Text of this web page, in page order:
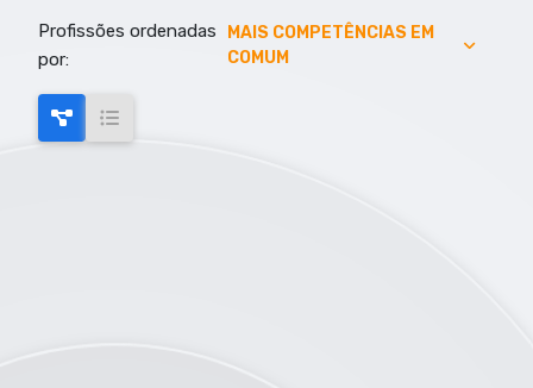
Profissões ordenadas
por:
MAIS COMPETÊNCIAS EM
COMUM
AUMENTO DE EMPREGO